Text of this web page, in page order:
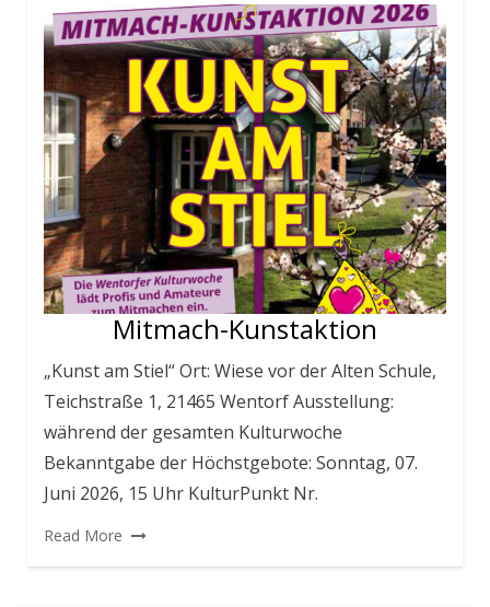
Mitmach-Kunstaktion
„Kunst am Stiel“ Ort: Wiese vor der Alten Schule,
Teichstraße 1, 21465 Wentorf Ausstellung:
während der gesamten Kulturwoche
Bekanntgabe der Höchstgebote: Sonntag, 07.
Juni 2026, 15 Uhr KulturPunkt Nr.
Read More